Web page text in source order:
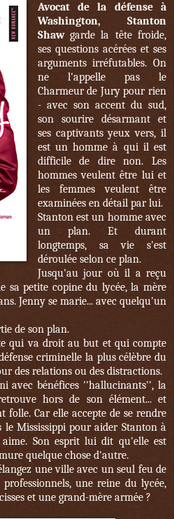
Avocat de la défense à
Washington, Stanton
Shawgarde la tête froide,
ses questions acérées et ses
arguments irréfutables. On
ne l'appelle pas le
Charmeur de Jury pour rien
- avec son accent du sud,
son sourire désarmant et
ses captivants yeux vers, il
est un homme à qui il est
difficile de dire non. Les
hommes veulent être lui et
les femmes veulent être
examinées en détail par lui.
Stanton est un homme avec
un plan. Et durant
longtemps, sa vie s'est
déroulée selon ce plan.
Jusqu'au jour où il a reçu
sa petite copine du lycée, la mère
Jenny se marie... avec quelqu'un
de son plan.
qui va droit au but et qui compte
criminelle la plus célèbre du
des relations ou des distractions.
avec bénéfices ''hallucinants'', la
hors de son élément... et
folle. Car elle accepte de se rendre
Mississippi pour aider Stanton à
Son esprit lui dit qu'elle est
quelque chose d'autre.
une ville avec un seul feu de
une reine du lycée,
et une grand-mère armée ?